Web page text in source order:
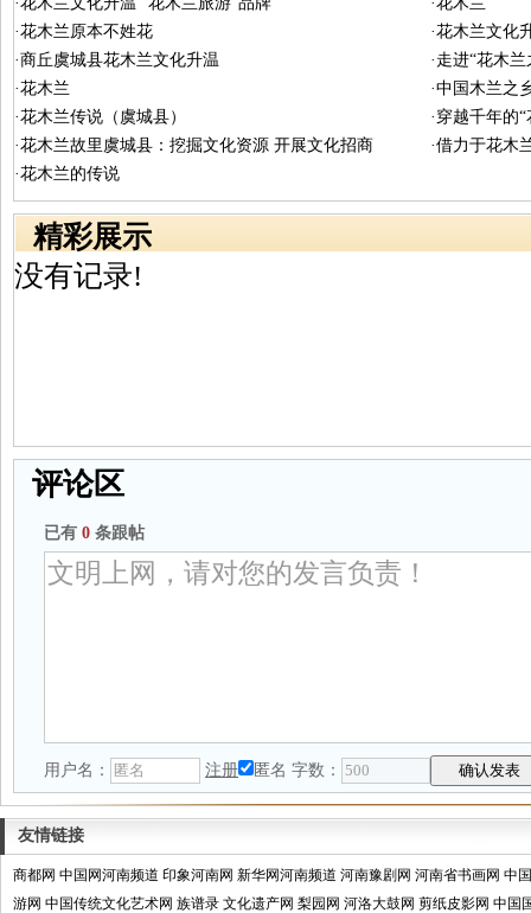
·花木兰原本不姓花
·花木兰文化
·商丘虞城县花木兰文化升温
·走进“花木
·花木兰
·中国木兰之
·花木兰传说（虞城县）
·穿越千年的
·花木兰故里虞城县：挖掘文化资源 开展文化招商
·借力于花木
·花木兰的传说
精彩展示
没有记录!
评论区
已有 0 条跟帖
用户名： 注册 匿名 字数：
友情链接
商都网 中国网河南频道 印象河南网 新华网河南频道 河南豫剧网 河南省书画网 中
游网 中国传统文化艺术网 族谱录 文化遗产网 梨园网 河洛大鼓网 剪纸皮影网 中国